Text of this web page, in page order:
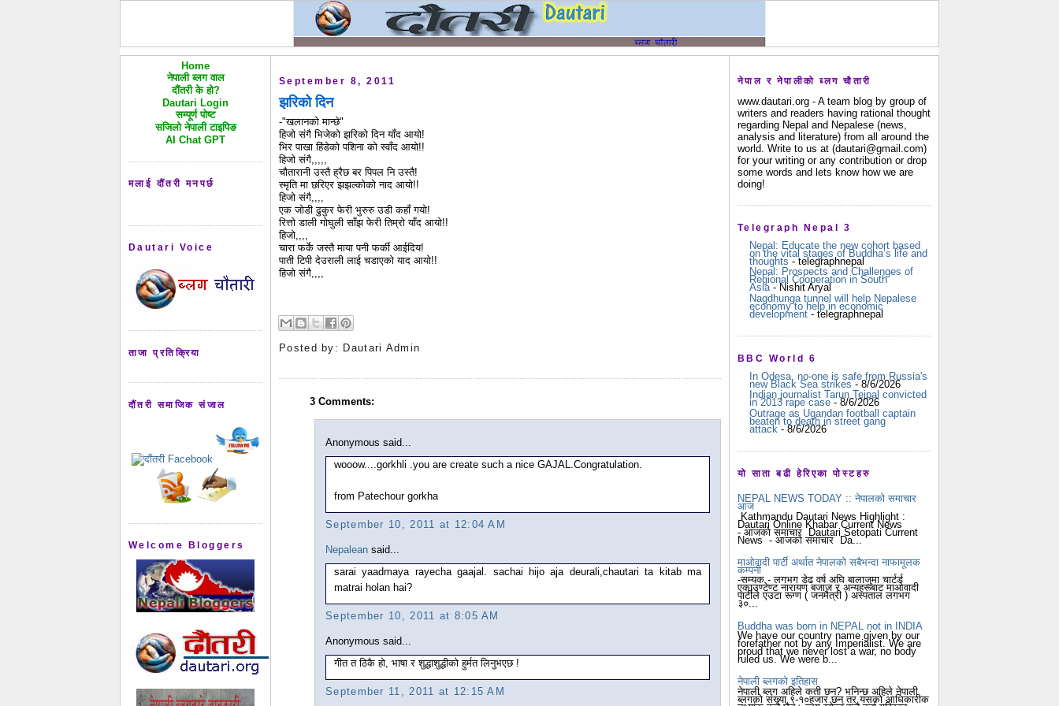
Home
नेपाली ब्लग वाल
दौंतरी के हो?
Dautari Login
सम्पूर्ण पोष्ट
सजिलो नेपाली टाइपिङ
AI Chat GPT
मलाई दौंतरी मनपर्छ
Dautari Voice
ताजा प्रतिक्रिया
दौंतरी समाजिक संजाल
Welcome Bloggers
September 8, 2011
झरिको दिन
-"खलानको मान्छे"
हिजो संगै भिजेको झरिको दिन याँद आयो!
भिर पाखा हिंडेको पशिना को स्वाँद आयो!!
हिजो संगै,,,,,
चौतारानी उस्तै ह्रैछ बर पिपल नि उस्तै!
स्‍मृति मा छरिएर झझल्कोको नाद आयो!!
हिजो संगै,,,,
एक जोडी ढुकुर फेरी भुरुरु उडी कहाँ गयो!
रित्तो डाली गोघुली साँझ फेरी तिम्रो याँद आयो!!
हिजो,,,,
चारा फर्के जस्तै माया पनी फर्की आईदिय!
पाती टिपी देउराली लाई चडाएको याद आयो!!
हिजो संगै,,,,
Posted by: Dautari Admin
3 Comments:
Anonymous said...
wooow....gorkhli .you are create such a nice GAJAL.Congratulation.
from Patechour gorkha
September 10, 2011 at 12:04 AM
Nepalean said...
sarai yaadmaya rayecha gaajal. sachai hijo aja deurali,chautari ta kitab ma
matrai holan hai?
September 10, 2011 at 8:05 AM
Anonymous said...
गीत त ठिकै हो, भाषा र शुद्धाशुद्धीको हुर्मत लिनुभएछ !
September 11, 2011 at 12:15 AM
नेपाल र नेपालीको ब्लग चौतारी
www.dautari.org - A team blog by group of
writers and readers having rational thought
regarding Nepal and Nepalese (news,
analysis and literature) from all around the
world. Write to us at (dautari@gmail.com)
for your writing or any contribution or drop
some words and lets know how we are
doing!
Telegraph Nepal 3
Nepal: Educate the new cohort based
on the vital stages of Buddha’s life and
thoughts - telegraphnepal
Nepal: Prospects and Challenges of
Regional Cooperation in South
Asia- Nishit Aryal
Nagdhunga tunnel will help Nepalese
economy to help in economic
development - telegraphnepal
BBC World 6
In Odesa, no-one is safe from Russia's
new Black Sea strikes - 8/6/2026
Indian journalist Tarun Tejpal convicted
in 2013 rape case - 8/6/2026
Outrage as Ugandan football captain
beaten to death in street gang
attack- 8/6/2026
यो साता बढी हेरिएका पोस्टहरु
NEPAL NEWS TODAY :: नेपालको समाचार
आज
Kathmandu Dautari News Highlight :
Dautari Online Khabar Current News
- आजको समाचार Dautari Setopati Current
News - आजको समाचार Da...
माओवादी पार्टी अर्थात नेपालको सबैभन्दा नाफामूलक
कम्पनी
-सम्यक - लगभग डेढ वर्ष अघि बालाजुमा चार्टर्ड
एकाउण्टेण्ट नारायण बजाज र अन्यहरूबाट माओवादी
पार्टीले एउटा रूग्ण ( जनमैत्री ) अस्पताल लगभग
३०...
Buddha was born in NEPAL not in INDIA
We have our country name given by our
forefather not by any Imperialist. We are
proud that we never lost a war, no body
ruled us. We were b...
नेपाली ब्लगको इतिहास
नेपाली ब्लग अहिले कती छन? भनिन्छ अहिले नेपाली
ब्लगको संख्या ९-१०हजार छन् तर यसको आधिकारीक